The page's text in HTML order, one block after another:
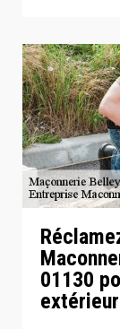
01130